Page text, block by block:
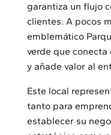
garantiza un flujo
clientes. A pocos
emblemático
verde que
y añade valor al
Este local
tanto para
establecer su